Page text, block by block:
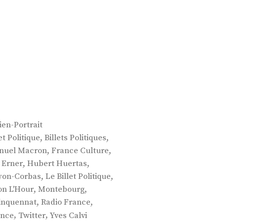
Portrait
Politique, Billets Politiques,
Macron, France Culture,
, Hubert Huertas,
Corbas, Le Billet Politique,
L'Hour, Montebourg,
, Radio France,
, Twitter,Yves Calvi